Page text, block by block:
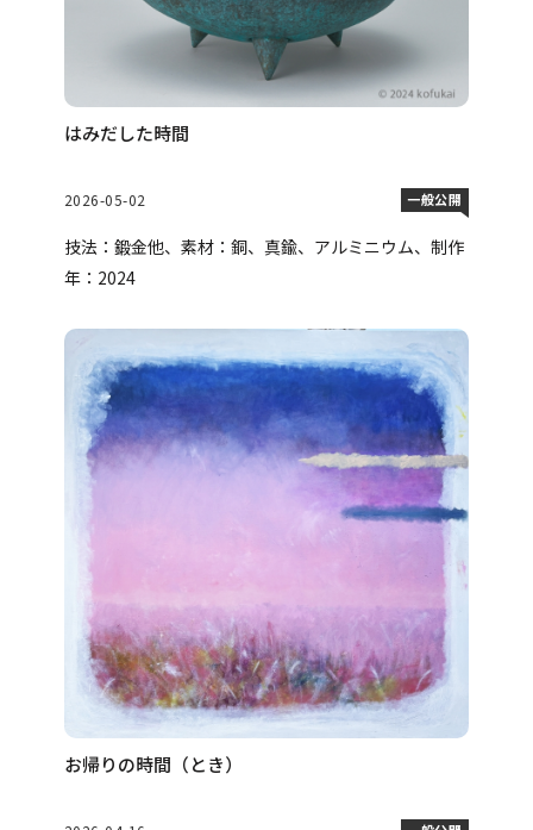
はみだした時間
2026-05-02 一般公開
技法：鍛金他、素材：銅、真鍮、アルミニウム、制作
年：2024
お帰りの時間（とき）